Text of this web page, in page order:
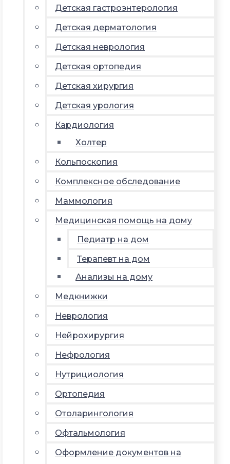
Детская гастроэнтерология
Детская дерматология
Детская неврология
Детская ортопедия
Детская хирургия
Детская урология
Кардиология
Холтер
Кольпоскопия
Комплексное обследование
Маммология
Медицинская помощь на дому
Педиатр на дом
Терапевт на дом
Анализы на дому
Медкнижки
Неврология
Нейрохирургия
Нефрология
Нутрициология
Ортопедия
Отоларингология
Офтальмология
Оформление документов на